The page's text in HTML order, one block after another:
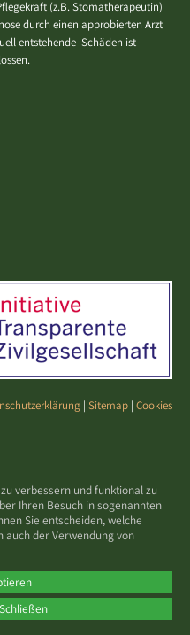
verbessern und funktional zu
Ihren Besuch in sogenannten
Sie entscheiden, welche
auch der Verwendung von
(z.B. Stomatherapeutin)
durch einen approbierten Arzt
entstehende Schäden ist
| Sitemap | Cookies